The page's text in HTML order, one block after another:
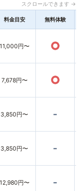
スクロールできます →
料金目安 無料体験
11,000円〜 ○
7,678円〜 ○
3,850円〜 -
3,850円〜 -
12,980円〜 -